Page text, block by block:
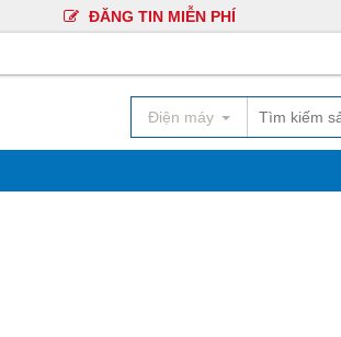
ĐĂNG TIN MIỄN PHÍ
Điện máy